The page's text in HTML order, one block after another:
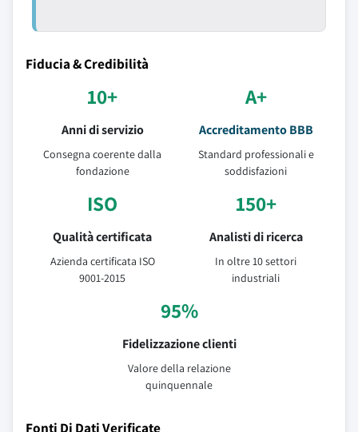
Fiducia & Credibilità
10+
Anni di servizio
Consegna coerente dalla
fondazione
A+
Accreditamento BBB
Standard professionali e
soddisfazioni
ISO
Qualità certificata
Azienda certificata ISO
9001-2015
150+
Analisti di ricerca
In oltre 10 settori
industriali
95%
Fidelizzazione clienti
Valore della relazione
quinquennale
Fonti Di Dati Verificate